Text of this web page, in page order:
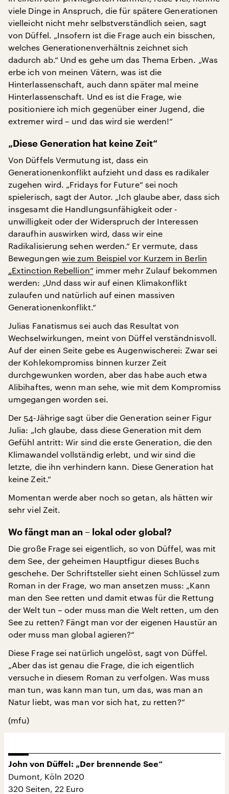
viele Dinge in Anspruch, die für spätere Generationen
vielleicht nicht mehr selbstverständlich seien, sagt
von Düffel. „Insofern ist die Frage auch ein bisschen,
welches Generationenverhältnis zeichnet sich
dadurch ab.“ Und es gehe um das Thema Erben. „Was
erbe ich von meinen Vätern, was ist die
Hinterlassenschaft, auch dann später mal meine
Hinterlassenschaft. Und es ist die Frage, wie
positioniere ich mich gegenüber einer Jugend, die
extremer wird – und das wird sie werden!“
„Diese Generation hat keine Zeit“
Von Düffels Vermutung ist, dass ein
Generationenkonflikt aufzieht und dass es radikaler
zugehen wird. „Fridays for Future“ sei noch
spielerisch, sagt der Autor. „Ich glaube aber, dass sich
insgesamt die Handlungsunfähigkeit oder -
unwilligkeit oder der Widerspruch der Interessen
daraufhin auswirken wird, dass wir eine
Radikalisierung sehen werden.“ Er vermute, dass
Bewegungen wie zum Beispiel vor Kurzem in Berlin
„Extinction Rebellion“ immer mehr Zulauf bekommen
werden: „Und dass wir auf einen Klimakonflikt
zulaufen und natürlich auf einen massiven
Generationenkonflikt.“
Julias Fanatismus sei auch das Resultat von
Wechselwirkungen, meint von Düffel verständnisvoll.
Auf der einen Seite gebe es Augenwischerei: Zwar sei
der Kohlekompromiss binnen kurzer Zeit
durchgewunken worden, aber das habe auch etwa
Alibihaftes, wenn man sehe, wie mit dem Kompromiss
umgegangen worden sei.
Der 54-Jährige sagt über die Generation seiner Figur
Julia: „Ich glaube, dass diese Generation mit dem
Gefühl antritt: Wir sind die erste Generation, die den
Klimawandel vollständig erlebt, und wir sind die
letzte, die ihn verhindern kann. Diese Generation hat
keine Zeit.“
Momentan werde aber noch so getan, als hätten wir
sehr viel Zeit.
Wo fängt man an – lokal oder global?
Die große Frage sei eigentlich, so von Düffel, was mit
dem See, der geheimen Hauptfigur dieses Buchs
geschehe. Der Schriftsteller sieht einen Schlüssel zum
Roman in der Frage, wo man ansetzen muss: „Kann
man den See retten und damit etwas für die Rettung
der Welt tun – oder muss man die Welt retten, um den
See zu retten? Fängt man vor der eigenen Haustür an
oder muss man global agieren?“
Diese Frage sei natürlich ungelöst, sagt von Düffel.
„Aber das ist genau die Frage, die ich eigentlich
versuche in diesem Roman zu verfolgen. Was muss
man tun, was kann man tun, um das, was man an
Natur liebt, was man vor sich hat, zu retten?“
(mfu)
John von Düffel: „Der brennende See“
Dumont, Köln 2020
320 Seiten, 22 Euro